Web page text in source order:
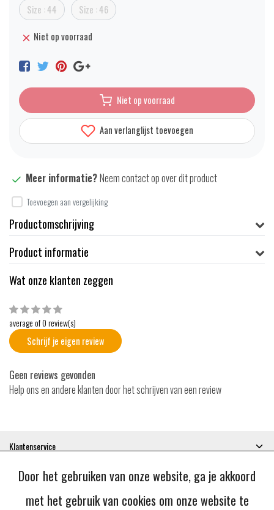
Size : 44 Size : 46
Niet op voorraad
Niet op voorraad
Aan verlanglijst toevoegen
Meer informatie?Neem contact op over dit product
Toevoegen aan vergelijking
Productomschrijving
Product informatie
Wat onze klanten zeggen
average of 0 review(s)
Schrijf je eigen review
Geen reviews gevonden
Help ons en andere klanten door het schrijven van een review
Klantenservice
Categorieën
Contactgegevens
Door het gebruiken van onze website, ga je akkoord
met het gebruik van cookies om onze website te